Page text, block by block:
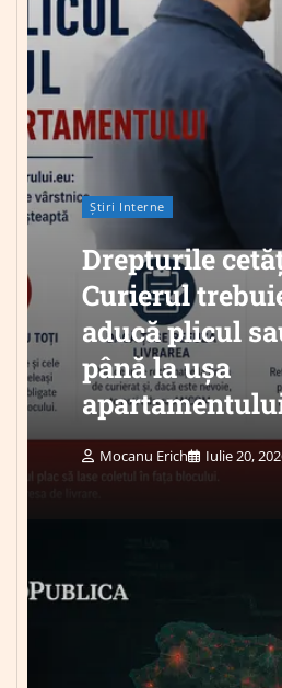
Știri Interne
Drepturile
Curierul
aducă plicul
până la ușa
Mocanu Erich Iulie 20,